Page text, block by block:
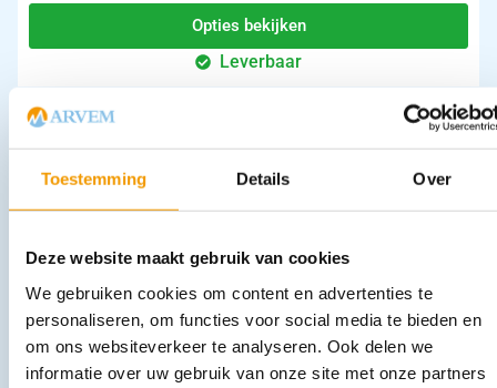
Toestemming Details Over
Deze website maakt gebruik van cookies
We gebruiken cookies om content en advertenties te
personaliseren, om functies voor social media te bieden en
om ons websiteverkeer te analyseren. Ook delen we
informatie over uw gebruik van onze site met onze partners
Opties bekijken
Leverbaar
MRI compatible transport systeem
Uitverkocht